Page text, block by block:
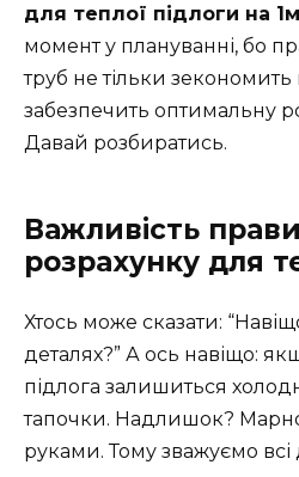
для теплої підлоги на
момент у плануванні, бо
труб не тільки зекономить
забезпечить оптимальну
Давай розбиратись.
Важливість
розрахунку для
Хтось може сказати:
деталях?” А ось навіщо:
підлога залишиться
тапочки. Надлишок?
руками. Тому зважуємо всі